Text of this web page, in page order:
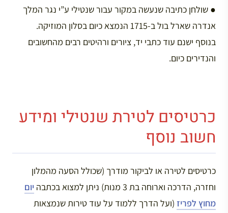
● שולחן כתיבה שנעשה במקור עבור שנטילי ע”י נגר המלך
אנדרה שארל בול ב-1715 הנמצא כיום בסלון המוזיקה.
בנוסף ישנם עוד כתבי יד, ציורים ורהיטים רבים מהחשובים
והנדירים כיום.
כרטיסים לטירת שנטילי ומידע
חשוב נוסף
כרטיסים לטירה או לביקור מודרך (שכולל הסעה מהמלון
וחזרה, הדרכה וארוחה בת 3 מנות) ניתן למצוא בכתבה
יום
מחוץ לפריז (ועל הדרך ללמוד על עוד טירות שנמצאות